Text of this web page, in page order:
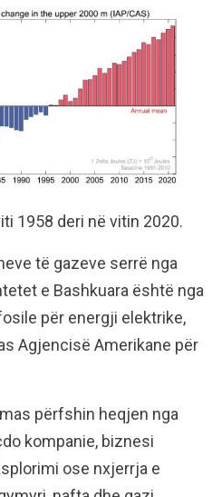
1958 deri në vitin 2020.
të gazeve serrë nga
e Bashkuara është nga
për energji elektrike,
Agjencisë Amerikane për
përfshin heqjen nga
kompanie, biznesi
ose nxjerrja e